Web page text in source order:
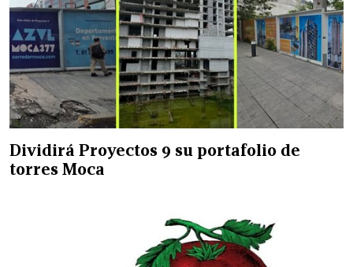
Dividirá Proyectos 9 su portafolio de
torres Moca